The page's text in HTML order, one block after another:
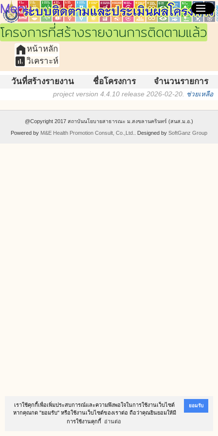
เราใช้คุกกี้เพื่อเพิ่มประสบการณ์และความพึงพอใจในการใช้งานเว็บไซต์
หากคุณกด "ยอมรับ" หรือใช้งานเว็บไซต์ของเราต่อ ถือว่าคุณยินยอมให้มี
การใช้งานคุกกี้
อ่านต่อ
ยอมรับ
menu
Menu
โครงการที่สร้างรายงานการติดตามแล้ว
home หน้าหลัก
assessmentวิเคราะห์
วันที่สร้างรายงาน ชื่อโครงการ จำนวนรายการ
project version 4.4.10 release 2026-02-20. ช่วยเหลือ
@Copyright 2017 สถาบันนโยบายสาธารณะ ม.สงขลานครินทร์ (สนส.ม.อ.)
Powered by M&E Health Promotion Consult, Co.,Ltd. . Designed by SoftGanz Group